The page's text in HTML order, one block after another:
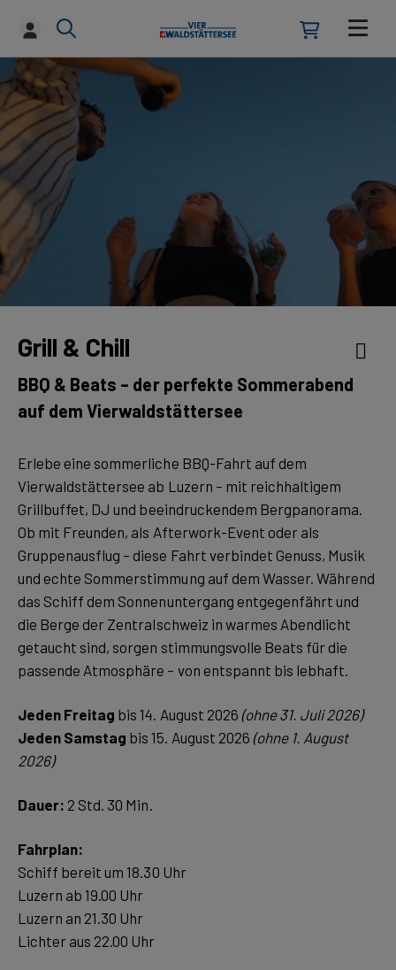
Grill & Chill
BBQ & Beats – der perfekte Sommerabend
auf dem Vierwaldstättersee
Erlebe eine sommerliche BBQ-Fahrt auf dem
Vierwaldstättersee ab Luzern – mit reichhaltigem
Grillbuffet, DJ und beeindruckendem Bergpanorama.
Ob mit Freunden, als Afterwork-Event oder als
Gruppenausflug – diese Fahrt verbindet Genuss, Musik
und echte Sommerstimmung auf dem Wasser. Während
das Schiff dem Sonnenuntergang entgegenfährt und
die Berge der Zentralschweiz in warmes Abendlicht
getaucht sind, sorgen stimmungsvolle Beats für die
passende Atmosphäre – von entspannt bis lebhaft.
Jeden Freitag bis 14. August 2026 (ohne 31. Juli 2026)
Jeden Samstag bis 15. August 2026 (ohne 1. August
2026)
Dauer: 2 Std. 30 Min.
Fahrplan:
Schiff bereit um 18.30 Uhr
Luzern ab 19.00 Uhr
Luzern an 21.30 Uhr
Lichter aus 22.00 Uhr